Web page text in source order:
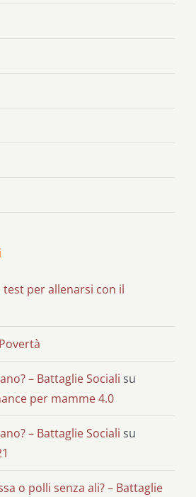
test per allenarsi con il
Povertà
– Battaglie Sociali su
per mamme 4.0
– Battaglie Sociali su
o polli senza ali? – Battaglie